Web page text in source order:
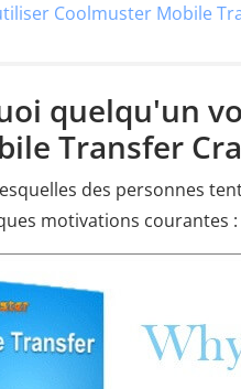
Coolmuster Mobile
quelqu'un
Transfer
des personnes
motivations courantes :